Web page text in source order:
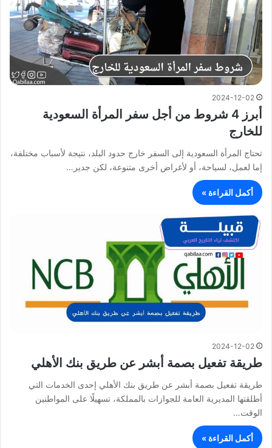
2024-12-02
أبرز 4 شروط من أجل سفر المرأة السعودية
للخارج
تحتاج المرأة السعودية إلى السفر خارج حدود البلد، نتيجة لأسباب مختلفة،
إما لعمل، لسياحة، أو لأغراض أخرى متنوعة، لكن جدير…
أكمل القراءة »
2024-12-02
طريقة تفعيل بصمة أبشر عن طريق بنك الأهلي
طريقة تفعيل بصمة أبشر عن طريق بنك الأهلي إحدى الخدمات التي
أطلقتها المديرية العامة للجوازات بالمملكة، تسهيلًا على المواطنين
الوقت…
أكمل القراءة »